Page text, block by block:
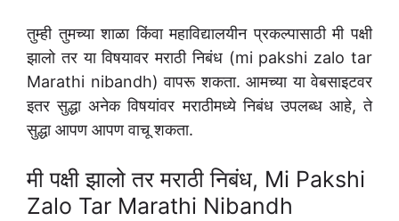
तुम्ही तुमच्या शाळा किंवा महाविद्यालयीन प्रकल्पासाठी मी पक्षी
झालो तर या विषयावर मराठी निबंध (mi pakshi zalo tar
Marathi nibandh) वापरू शकता. आमच्या या वेबसाइटवर
इतर सुद्धा अनेक विषयांवर मराठीमध्ये निबंध उपलब्ध आहे, ते
सुद्धा आपण आपण वाचू शकता.
मी पक्षी झालो तर मराठी निबंध, Mi Pakshi
Zalo Tar Marathi Nibandh